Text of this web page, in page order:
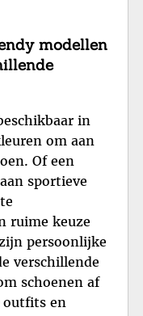
modellen
in
om aan
Of een
sportieve
ruime keuze
persoonlijke
verschillende
schoenen af
outfits en